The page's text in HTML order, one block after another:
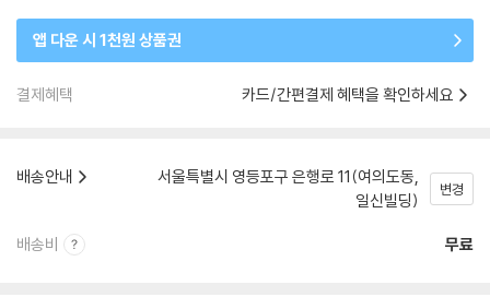
앱 다운 시 1천원 상품권
결제혜택 카드/간편결제 혜택을 확인하세요
배송안내
서울특별시 영등포구 은행로 11(여의도동,
일신빌딩)
변경
배송비 무료